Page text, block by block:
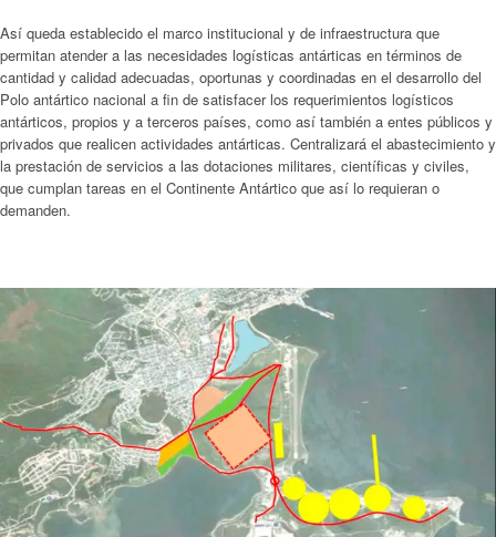
Así queda establecido el marco institucional y de infraestructura que
permitan atender a las necesidades logísticas antárticas en términos de
cantidad y calidad adecuadas, oportunas y coordinadas en el desarrollo del
Polo antártico nacional a fin de satisfacer los requerimientos logísticos
antárticos, propios y a terceros países, como así también a entes públicos y
privados que realicen actividades antárticas. Centralizará el abastecimiento y
la prestación de servicios a las dotaciones militares, científicas y civiles,
que cumplan tareas en el Continente Antártico que así lo requieran o
demanden.